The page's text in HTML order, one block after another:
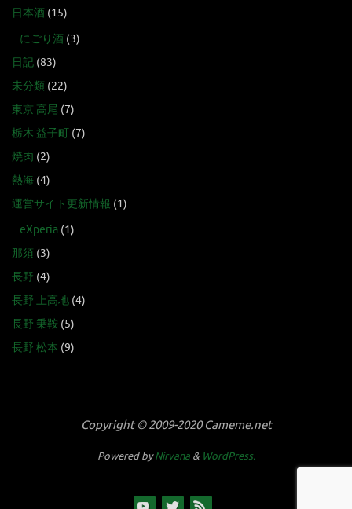
日本酒 (15)
にごり酒 (3)
日記 (83)
未分類 (22)
東京 高尾 (7)
栃木 益子町 (7)
焼肉 (2)
熱海 (4)
運営サイト更新情報 (1)
eXperia (1)
那須 (3)
長野 (4)
長野 上高地 (4)
長野 乗鞍 (5)
長野 松本 (9)
Copyright © 2009-2020 Cameme.net
Powered byNirvana& WordPress.